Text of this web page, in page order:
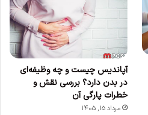
آپاندیس چیست و چه وظیفه‌ای
در بدن دارد؟ بررسی نقش و
خطرات پارگی آن
مرداد 15, 1405